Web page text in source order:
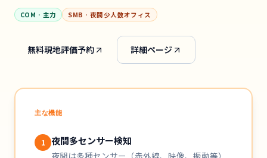
COM · 主力 SMB · 夜間少人数オフィス
無料現地評価予約 詳細ページ
主な機能
1 夜間多センサー検知